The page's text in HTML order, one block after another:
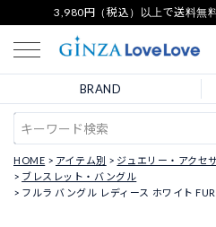
3,980円（税込）以上で送料無
BRAND
HOME アイテム別 ジュエリー・アクセ
ブレスレット・バングル
フルラ バングル レディース ホワイト